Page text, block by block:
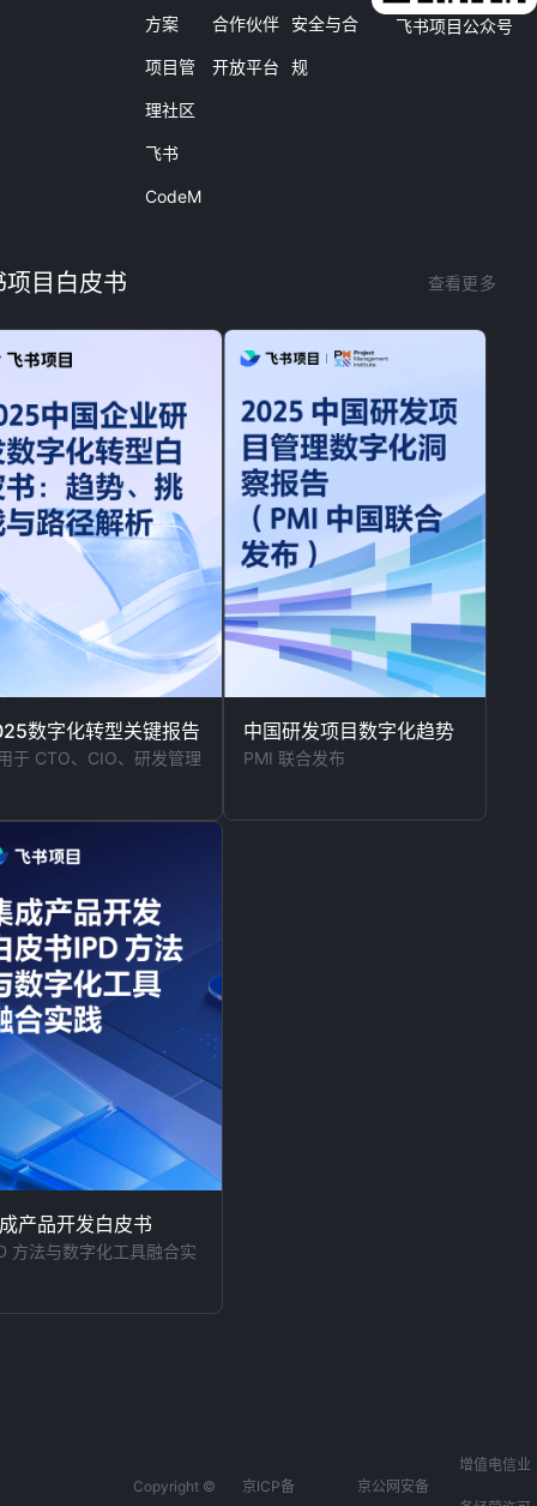
方案
项目管
理社区
飞书
CodeM
合作伙伴
开放平台
安全与合
规
飞书项目公众号
项目白皮书 查看更多
数字化转型关键报告
于 CTO、CIO、研发管理
中国研发项目数字化趋势
PMI 联合发布
产品开发白皮书
方法与数字化工具融合实
Copyright © 京ICP备 京公网安备
增值电信业